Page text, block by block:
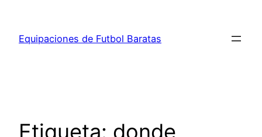
contenido
Equipaciones de Futbol Baratas
Etiqueta: donde